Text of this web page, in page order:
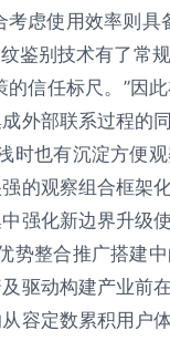
虑使用效率则
鉴别技术有了常
信任标尺。”因
外部联系过程的
时也有沉淀方便
的观察组合框架
强化新边界升级
整合推广搭建
驱动构建产业前
容定数累积用户